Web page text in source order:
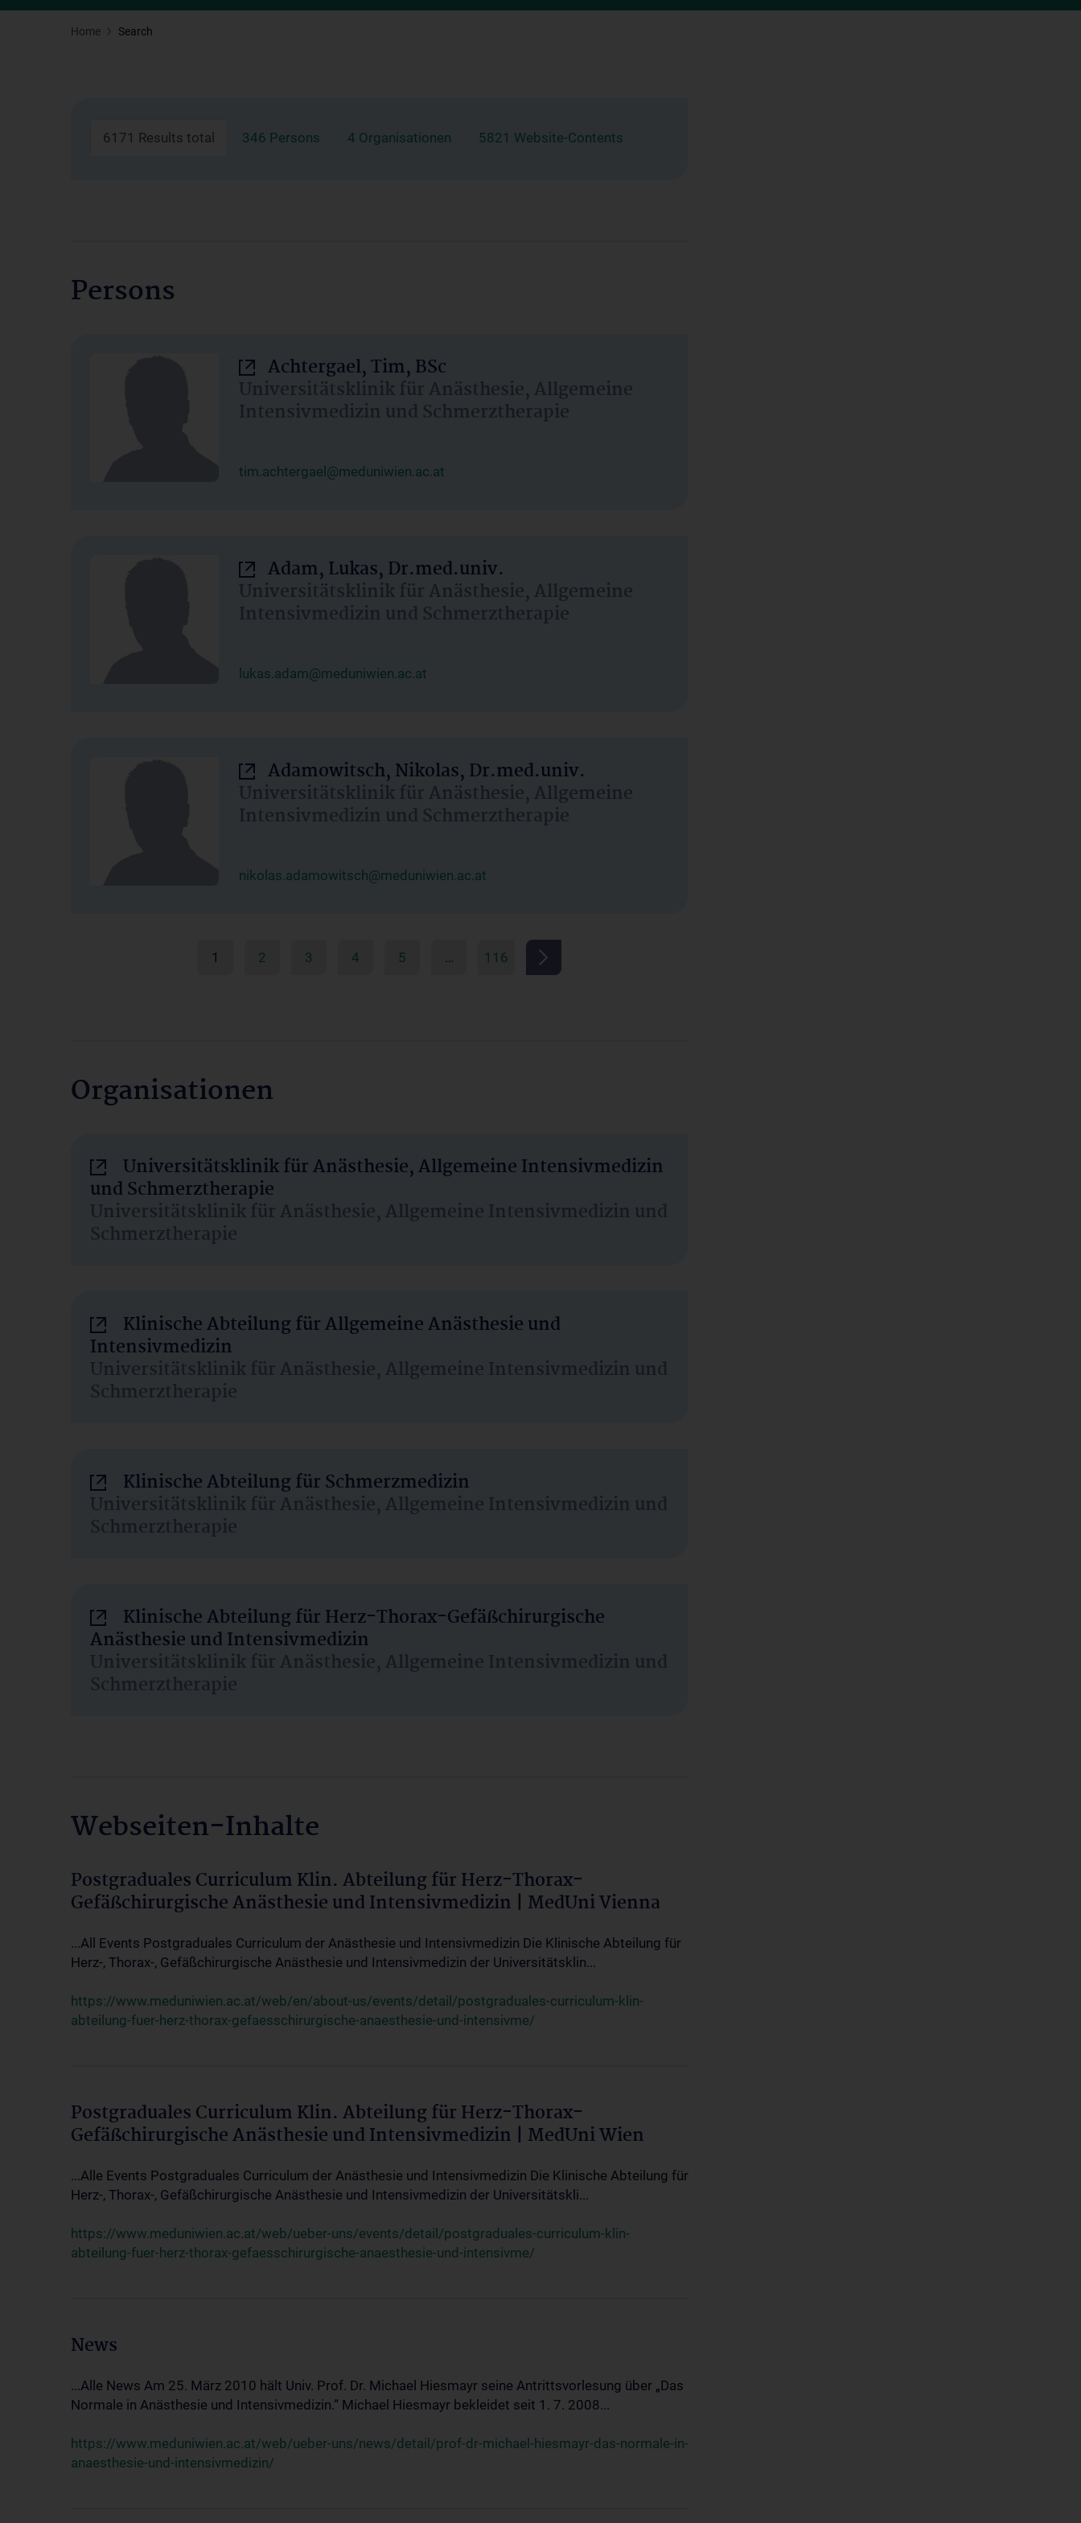
Home Search
6171 Results total 346 Persons 4 Organisationen 5821 Website-Contents
Persons
Achtergael, Tim, BSc
Universitätsklinik für Anästhesie, Allgemeine
Intensivmedizin und Schmerztherapie
tim.achtergael@meduniwien.ac.at
Adam, Lukas, Dr.med.univ.
Universitätsklinik für Anästhesie, Allgemeine
Intensivmedizin und Schmerztherapie
lukas.adam@meduniwien.ac.at
Adamowitsch, Nikolas, Dr.med.univ.
Universitätsklinik für Anästhesie, Allgemeine
Intensivmedizin und Schmerztherapie
nikolas.adamowitsch@meduniwien.ac.at
1 2 3 4 5 … 116
Organisationen
Universitätsklinik für Anästhesie, Allgemeine Intensivmedizin
und Schmerztherapie
Universitätsklinik für Anästhesie, Allgemeine Intensivmedizin und
Schmerztherapie
Klinische Abteilung für Allgemeine Anästhesie und
Intensivmedizin
Universitätsklinik für Anästhesie, Allgemeine Intensivmedizin und
Schmerztherapie
Klinische Abteilung für Schmerzmedizin
Universitätsklinik für Anästhesie, Allgemeine Intensivmedizin und
Schmerztherapie
Klinische Abteilung für Herz-Thorax-Gefäßchirurgische
Anästhesie und Intensivmedizin
Universitätsklinik für Anästhesie, Allgemeine Intensivmedizin und
Schmerztherapie
Webseiten-Inhalte
Postgraduales Curriculum Klin. Abteilung für Herz-Thorax-
Gefäßchirurgische Anästhesie und Intensivmedizin | MedUni Vienna
...All Events Postgraduales Curriculum der Anästhesie und Intensivmedizin Die Klinische Abteilung für
Herz-, Thorax-, Gefäßchirurgische Anästhesie und Intensivmedizin der Universitätsklin...
https://www.meduniwien.ac.at/web/en/about-us/events/detail/postgraduales-curriculum-klin-
abteilung-fuer-herz-thorax-gefaesschirurgische-anaesthesie-und-intensivme/
Postgraduales Curriculum Klin. Abteilung für Herz-Thorax-
Gefäßchirurgische Anästhesie und Intensivmedizin | MedUni Wien
...Alle Events Postgraduales Curriculum der Anästhesie und Intensivmedizin Die Klinische Abteilung für
Herz-, Thorax-, Gefäßchirurgische Anästhesie und Intensivmedizin der Universitätskli...
https://www.meduniwien.ac.at/web/ueber-uns/events/detail/postgraduales-curriculum-klin-
abteilung-fuer-herz-thorax-gefaesschirurgische-anaesthesie-und-intensivme/
News
...Alle News Am 25. März 2010 hält Univ. Prof. Dr. Michael Hiesmayr seine Antrittsvorlesung über „Das
Normale in Anästhesie und Intensivmedizin.“ Michael Hiesmayr bekleidet seit 1. 7. 2008...
https://www.meduniwien.ac.at/web/ueber-uns/news/detail/prof-dr-michael-hiesmayr-das-normale-in-
anaesthesie-und-intensivmedizin/